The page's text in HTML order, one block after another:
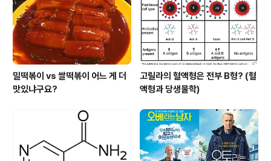
밀떡볶이 vs 쌀떡볶이 어느 게 더
맛있냐구요?
고릴라의 혈액형은 전부 B형? (혈
액형과 당생물학)